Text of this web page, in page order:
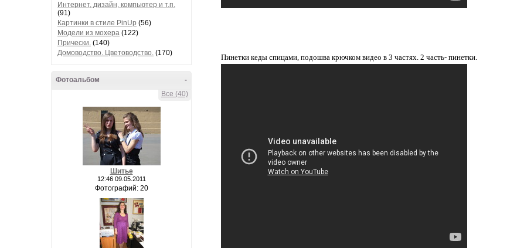
Интернет, дизайн, компьютер и т.п.
(91)
Картинки в стиле PinUp (56)
Модели из мохера (122)
Прически. (140)
Домоводство. Цветоводство. (170)
-
Фотоальбом
Все (40)
Шитье
12:46 09.05.2011
Фотографий: 20
Пинетки кеды спицами, подошва крючком видео в 3 частях. 2 часть- пинетки.